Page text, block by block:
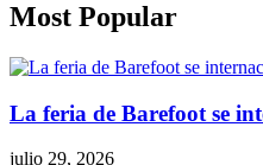
Most Popular
La feria de Barefoot se
julio 29, 2026